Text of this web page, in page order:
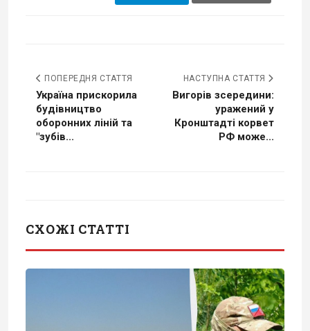
ПОПЕРЕДНЯ СТАТТЯ
Україна прискорила
будівництво
оборонних ліній та
"зубів...
НАСТУПНА СТАТТЯ
Вигорів зсередини:
уражений у
Кронштадті корвет
РФ може...
СХОЖІ СТАТТІ